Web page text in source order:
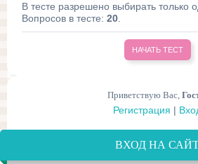
В тесте разрешено выбирать только
Вопросов в тесте: 20
Приветствую Вас,
Регистрация |
ВХОД НА